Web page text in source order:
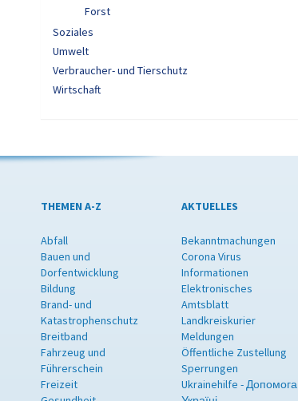
Forst
Soziales
Umwelt
Verbraucher- und Tierschutz
Wirtschaft
THEMEN A-Z
Abfall
Bauen und
Dorfentwicklung
Bildung
Brand- und
Katastrophenschutz
Breitband
Fahrzeug und
Führerschein
Freizeit
AKTUELLES
Bekanntmachungen
Corona Virus
Informationen
Elektronisches
Amtsblatt
Landkreiskurier
Meldungen
Öffentliche Zustellung
Sperrungen
Ukrainehilfe - Допомога